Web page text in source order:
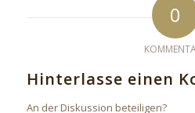
0
Hinterlasse einen
An der Diskussion beteiligen?